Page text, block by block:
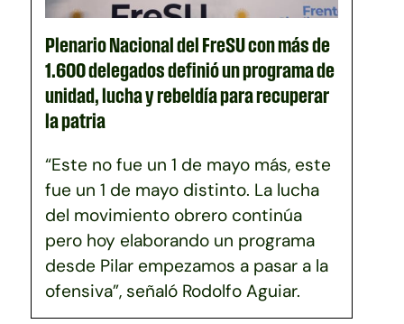
Plenario Nacional del FreSU con más de
1.600 delegados definió un programa de
unidad, lucha y rebeldía para recuperar
la patria
“Este no fue un 1 de mayo más, este
fue un 1 de mayo distinto. La lucha
del movimiento obrero continúa
pero hoy elaborando un programa
desde Pilar empezamos a pasar a la
ofensiva”, señaló Rodolfo Aguiar.